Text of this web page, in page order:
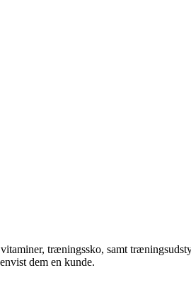
træningssko, samt
dem en kunde.